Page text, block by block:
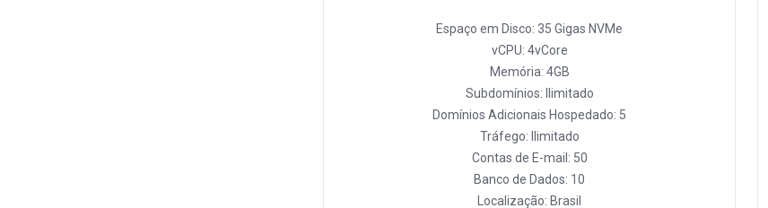
Espaço em Disco: 35 Gigas NVMe
vCPU: 4vCore
Memória: 4GB
Subdomínios: Ilimitado
Domínios Adicionais Hospedado: 5
Tráfego: Ilimitado
Contas de E-mail: 50
Banco de Dados: 10
Localização: Brasil